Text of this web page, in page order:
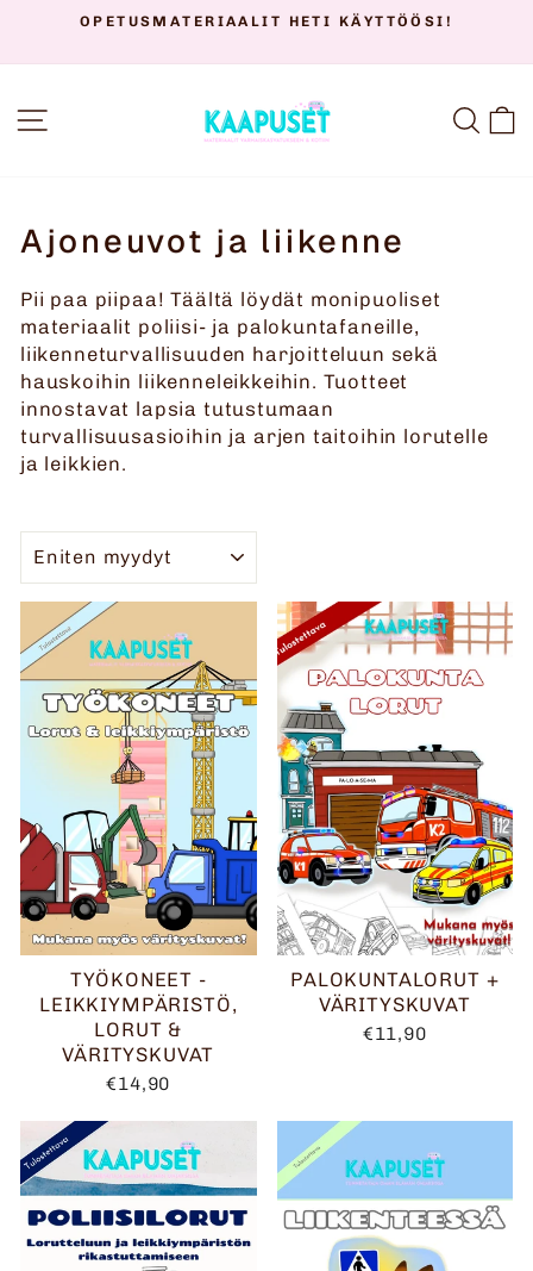
OPETUSMATERIAALIT VARHAISKASVATUKSEEN,
SIVUSTON NAVIGOINTI
Ajoneuvot ja liikenne
Pii paa piipaa! Täältä löydät monipuoliset
materiaalit poliisi- ja palokuntafaneille,
liikenneturvallisuuden harjoitteluun sekä
hauskoihin liikenneleikkeihin. Tuotteet
innostavat lapsia tutustumaan
turvallisuusasioihin ja arjen taitoihin lorutelle
ja leikkien.
TYÖKONEET -
LEIKKIYMPÄRISTÖ,
LORUT &
VÄRITYSKUVAT
€14,90
PALOKUNTALORUT +
VÄRITYSKUVAT
€11,90